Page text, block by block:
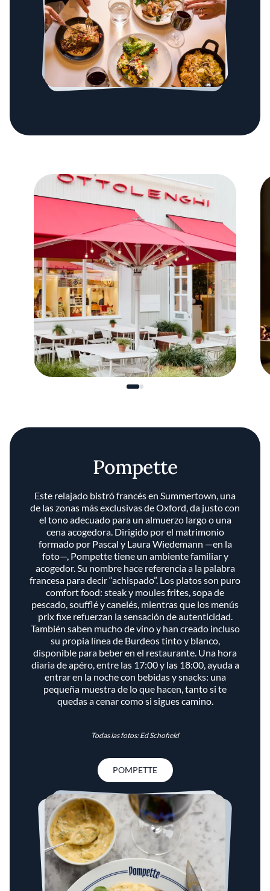
Pompette
Este relajado bistró francés en Summertown, una
de las zonas más exclusivas de Oxford, da justo con
el tono adecuado para un almuerzo largo o una
cena acogedora. Dirigido por el matrimonio
formado por Pascal y Laura Wiedemann —en la
foto—, Pompette tiene un ambiente familiar y
acogedor. Su nombre hace referencia a la palabra
francesa para decir “achispado”. Los platos son puro
comfort food: steak y moules frites, sopa de
pescado, soufflé y canelés, mientras que los menús
prix fixe refuerzan la sensación de autenticidad.
También saben mucho de vino y han creado incluso
su propia línea de Burdeos tinto y blanco,
disponible para beber en el restaurante. Una hora
diaria de apéro, entre las 17:00 y las 18:00, ayuda a
entrar en la noche con bebidas y snacks: una
pequeña muestra de lo que hacen, tanto si te
quedas a cenar como si sigues camino.
Todas las fotos: Ed Schofield
POMPETTE